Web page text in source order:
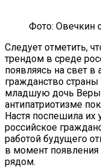
Фото: Овечкин
Следует отметить,
трендом в среде
появляясь на свет в
гражданство страны
младшую дочь Веры
антипатриотизме
Настя поспешила их
российское
работой будущего
в момент
рядом.